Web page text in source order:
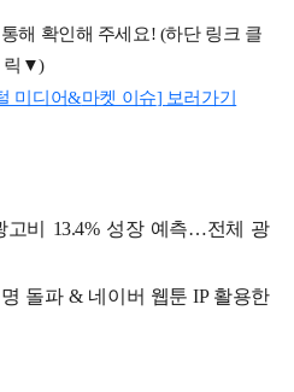
해 확인해 주세요! (하단 링크 클
릭▼)
미디어&마켓 이슈] 보러가기
고비 13.4% 성장 예측…전체 광
돌파 & 네이버 웹툰 IP 활용한